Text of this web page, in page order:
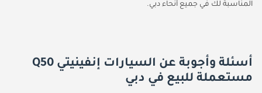
المناسبة لك في جميع أنحاء دبي.
أسئلة وأجوبة عن السيارات إنفينيتي Q50
مستعملة للبيع في دبي